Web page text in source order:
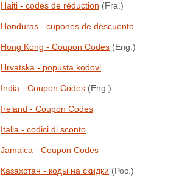
Haiti - codes de réduction (Fra.)
Honduras - cupones de descuento
Hong Kong - Coupon Codes (Eng.)
Hrvatska - popusta kodovi
India - Coupon Codes (Eng.)
Ireland - Coupon Codes
Italia - codici di sconto
Jamaica - Coupon Codes
Казахстан - коды на скидки (Рос.)